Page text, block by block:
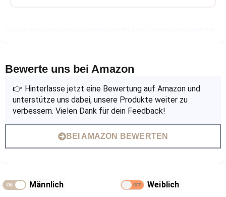
Bewerte uns bei Amazon
👉 Hinterlasse jetzt eine Bewertung auf Amazon und
unterstütze uns dabei, unsere Produkte weiter zu
verbessern. Vielen Dank für dein Feedback!
BEI AMAZON BEWERTEN
Männlich
Weiblich